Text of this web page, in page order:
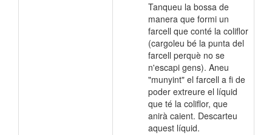
Tanqueu la bossa de
manera que formi un
farcell que conté la coliflor
(cargoleu bé la punta del
farcell perquè no se
n'escapi gens). Aneu
"munyint" el farcell a fi de
poder extreure el líquid
que té la coliflor, que
anirà caient. Descarteu
aquest líquid.